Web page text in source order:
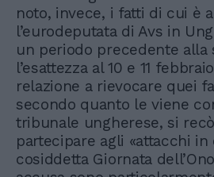
noto, invece, i fatti di cui è
l’eurodeputata di Avs in
un periodo precedente alla
l’esattezza al 10 e 11
relazione a rievocare quei
secondo quanto le viene
tribunale ungherese, si
partecipare agli «attacchi
cosiddetta Giornata